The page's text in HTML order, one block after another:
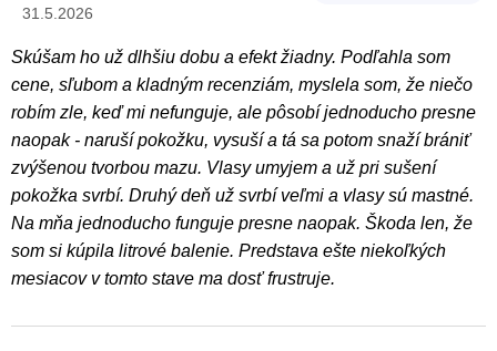
Hodnotenie produktu je 1 z 5 hviezdičiek.
31.5.2026
Skúšam ho už dlhšiu dobu a efekt žiadny. Podľahla som
cene, sľubom a kladným recenziám, myslela som, že niečo
robím zle, keď mi nefunguje, ale pôsobí jednoducho presne
naopak - naruší pokožku, vysuší a tá sa potom snaží brániť
zvýšenou tvorbou mazu. Vlasy umyjem a už pri sušení
pokožka svrbí. Druhý deň už svrbí veľmi a vlasy sú mastné.
Na mňa jednoducho funguje presne naopak. Škoda len, že
som si kúpila litrové balenie. Predstava ešte niekoľkých
mesiacov v tomto stave ma dosť frustruje.